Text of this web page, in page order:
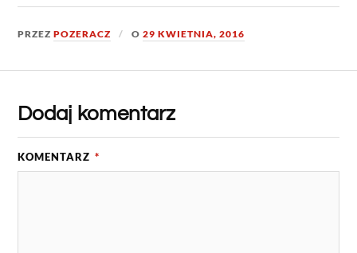
PRZEZPOZERACZ O29 KWIETNIA, 2016
Dodaj komentarz
KOMENTARZ *